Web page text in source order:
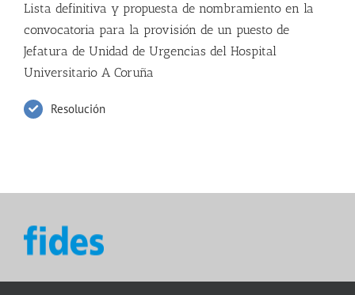
Lista definitiva y propuesta de nombramiento en la
convocatoria para la provisión de un puesto de
Jefatura de Unidad de Urgencias del Hospital
Universitario A Coruña
Resolución